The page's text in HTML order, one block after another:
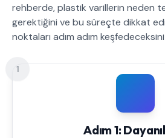
rehberde, plastik varillerin neden
gerektiğini ve bu süreçte dikkat
noktaları adım adım
1
Adım 1: